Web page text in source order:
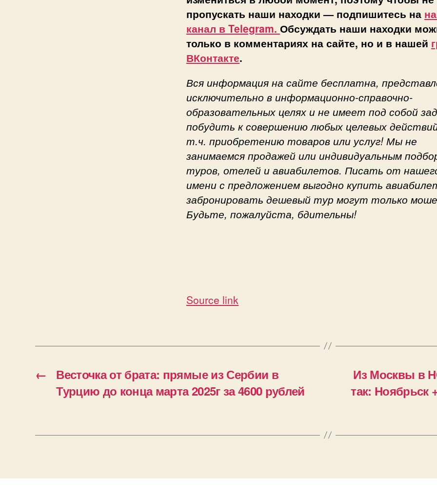
пропускать наши находки — подпишитесь на
канал в Telegram. Обсуждать наши находки
только в комментариях на сайте, но и в нашей
ВКонтакте.
Вся информация на сайте бесплатна,
исключительно в информационно-справочно-
образовательных целях и не имеет под собой
побудить к совершению любых целевых
т.ч. приобретению товаров или услуг! Мы не
занимаемся продажей или индивидуальным
туров, отелей и авиабилетов. Писать от
имени с предложением выгодно купить
забронировать дешевый тур могут только
Будьте, пожалуйста, бдительны!
Source link
←
Весточка от брата: прямые из Сербии в
Турцию до конца марта 2025г за 4600 рублей
Из Москвы в
так: Ноябрьск